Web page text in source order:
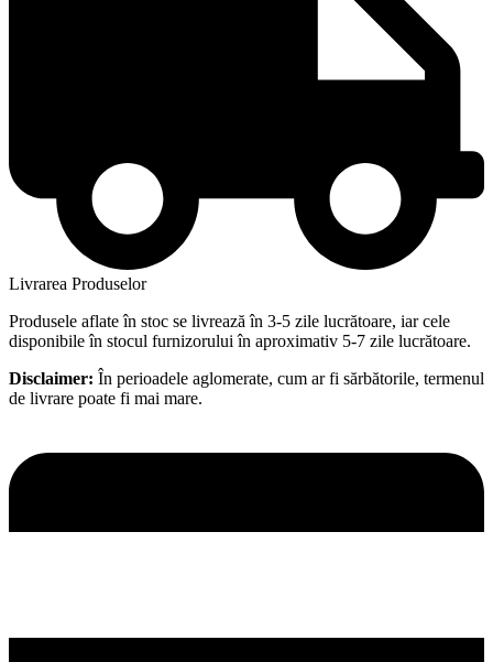
Livrarea Produselor
Produsele aflate în stoc se livrează în 3-5 zile lucrătoare, iar cele
disponibile în stocul furnizorului în aproximativ 5-7 zile lucrătoare.
Disclaimer: În perioadele aglomerate, cum ar fi sărbătorile, termenul
de livrare poate fi mai mare.